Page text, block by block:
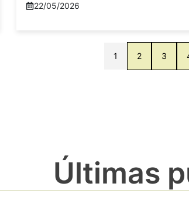
22/05/2026
1 2 3
Últimas